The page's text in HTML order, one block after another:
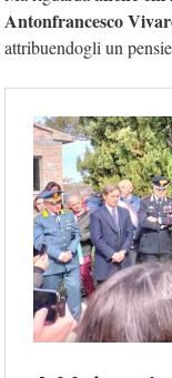
Antonfrancesco
attribuendogli un